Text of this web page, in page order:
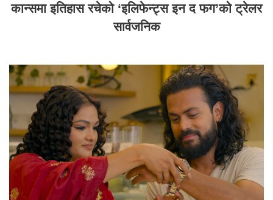
कान्समा इतिहास रचेको ‘इलिफेन्ट्स इन द फग’को ट्रेलर
सार्वजनिक